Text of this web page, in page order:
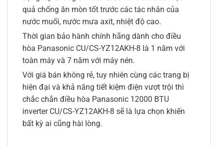
quả chống ăn mòn tốt trước các tác nhân của
nước muối, nước mưa axit, nhiệt độ cao.
Thời gian bảo hành chính hãng dành cho điều
hòa Panasonic CU/CS-YZ12AKH-8 là 1 năm với
toàn máy và 7 năm với máy nén.
Với giá bán không rẻ, tuy nhiên cùng các trang bị
hiện đại và khả năng tiết kiệm điện vượt trội thì
chắc chắn điều hòa Panasonic 12000 BTU
inverter CU/CS-YZ12AKH-8 sẽ là lựa chọn khiến
bất kỳ ai cũng hài lòng.